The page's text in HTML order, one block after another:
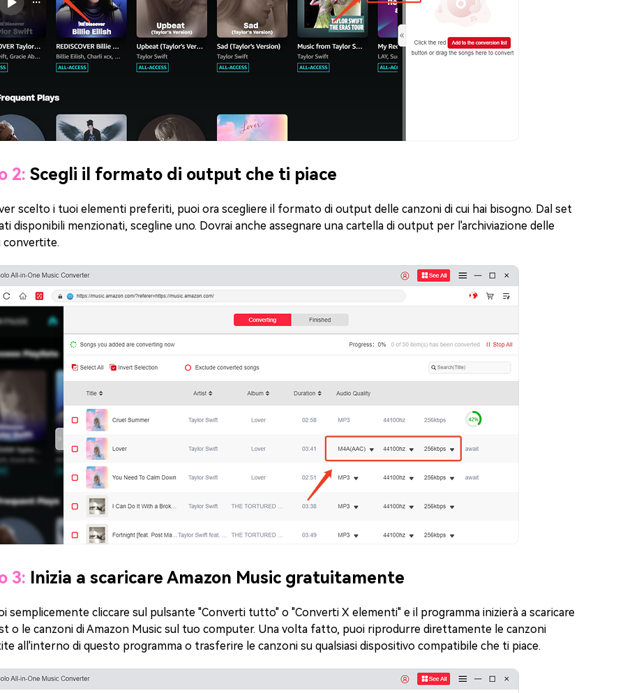
2: Scegli il formato di output che ti piace
scelto i tuoi elementi preferiti, puoi ora scegliere il formato di output delle canzoni di cui hai bisogno. Dal set
disponibili menzionati, scegline uno. Dovrai anche assegnare una cartella di output per l'archiviazione delle
convertite.
3: Inizia a scaricare Amazon Music gratuitamente
semplicemente cliccare sul pulsante "Converti tutto" o "Converti X elementi" e il programma inizierà a scaricare
o le canzoni di Amazon Music sul tuo computer. Una volta fatto, puoi riprodurre direttamente le canzoni
all'interno di questo programma o trasferire le canzoni su qualsiasi dispositivo compatibile che ti piace.